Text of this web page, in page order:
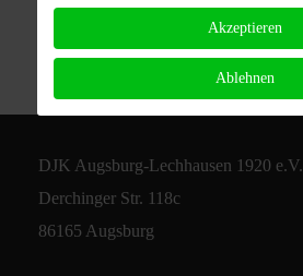
DJK Augsburg-Lechhausen 1920 e.V.
Derchinger Str. 118c
86165 Augsburg
Akzeptieren
Ablehnen